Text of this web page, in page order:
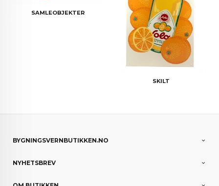
SAMLEOBJEKTER
SKILT
BYGNINGSVERNBUTIKKEN.NO
NYHETSBREV